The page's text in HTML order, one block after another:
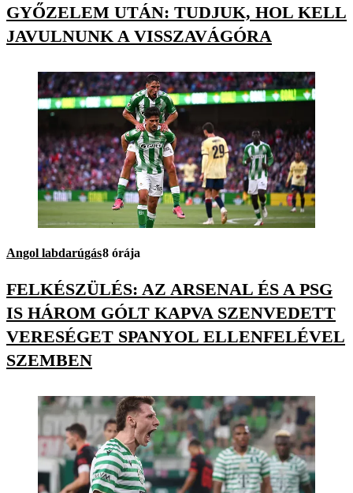
GYŐZELEM UTÁN: TUDJUK, HOL KELL
JAVULNUNK A VISSZAVÁGÓRA
Angol labdarúgás8 órája
FELKÉSZÜLÉS: AZ ARSENAL ÉS A PSG
IS HÁROM GÓLT KAPVA SZENVEDETT
VERESÉGET SPANYOL ELLENFELÉVEL
SZEMBEN